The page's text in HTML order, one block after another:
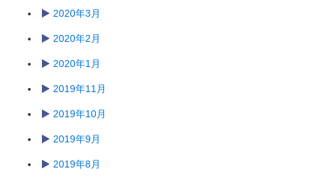
2020年3月
2020年2月
2020年1月
2019年11月
2019年10月
2019年9月
2019年8月